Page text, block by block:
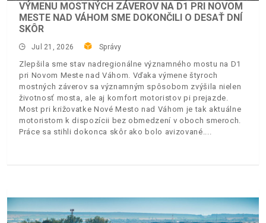
VÝMENU MOSTNÝCH ZÁVEROV NA D1 PRI NOVOM
MESTE NAD VÁHOM SME DOKONČILI O DESAŤ DNÍ
SKÔR
Jul 21, 2026 Správy
Zlepšila sme stav nadregionálne významného mostu na D1
pri Novom Meste nad Váhom. Vďaka výmene štyroch
mostných záverov sa významným spôsobom zvýšila nielen
životnosť mosta, ale aj komfort motoristov pi prejazde.
Most pri križovatke Nové Mesto nad Váhom je tak aktuálne
motoristom k dispozícii bez obmedzení v oboch smeroch.
Práce sa stihli dokonca skôr ako bolo avizované.